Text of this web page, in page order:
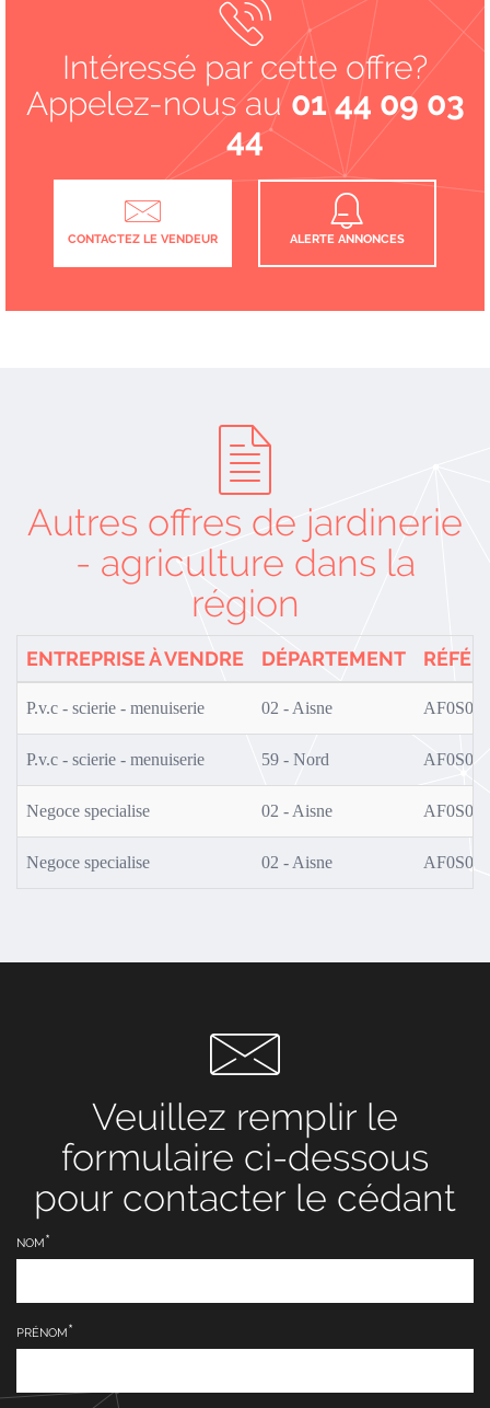
Intéressé par cette offre?
Appelez-nous au01 44 09 03
44
CONTACTEZ LE VENDEUR ALERTE ANNONCES
Autres offres de jardinerie
- agriculture dans la
région
ENTREPRISE À VENDRE DÉPARTEMENT
P.v.c - scierie - menuiserie 02 - Aisne
P.v.c - scierie - menuiserie 59 - Nord
Negoce specialise 02 - Aisne
Negoce specialise 02 - Aisne
Veuillez remplir le
formulaire ci-dessous
pour contacter le cédant
NOM
PRÉNOM